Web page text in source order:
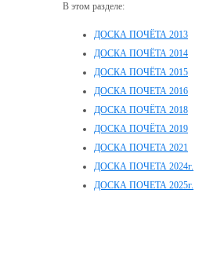
В этом разделе:
ДОСКА ПОЧЁТА 2013
ДОСКА ПОЧЁТА 2014
ДОСКА ПОЧЁТА 2015
ДОСКА ПОЧЕТА 2016
ДОСКА ПОЧЁТА 2018
ДОСКА ПОЧЁТА 2019
ДОСКА ПОЧЕТА 2021
ДОСКА ПОЧЕТА 2024г.
ДОСКА ПОЧЕТА 2025г.